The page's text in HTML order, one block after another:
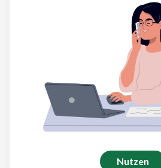
Nutzen